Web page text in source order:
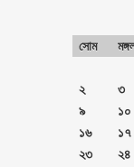
সোম
২
৩
৯
১০
১৬
১৭
২৩
২৪